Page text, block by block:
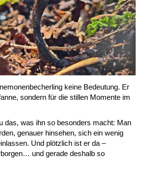
keine Bedeutung. Er
sondern für die stillen Momente im
das, was ihn so besonders macht: Man
genauer hinsehen, sich ein wenig
Und plötzlich ist er da –
und gerade deshalb so